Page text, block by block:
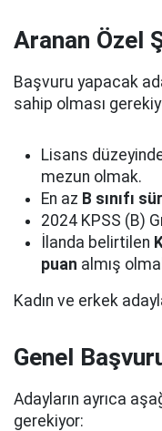
Aranan Özel
Başvuru yapacak
sahip olması
Lisans
mezun olmak.
En az B sınıfı
2024 KPSS (B)
İlanda belirtilen
puan almış
Kadın ve erkek
Genel
Adayların ayrıca
gerekiyor: